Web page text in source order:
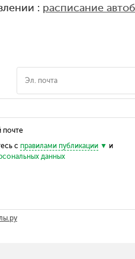
: расписание
почте
с правилами публикации
и
данных